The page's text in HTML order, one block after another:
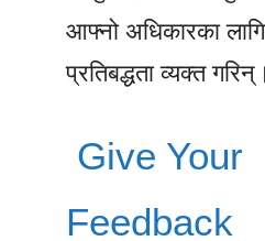
आफ्नो अधिकारका लागि
प्रतिबद्धता व्यक्त गरिन्।
Give Your
Feedback